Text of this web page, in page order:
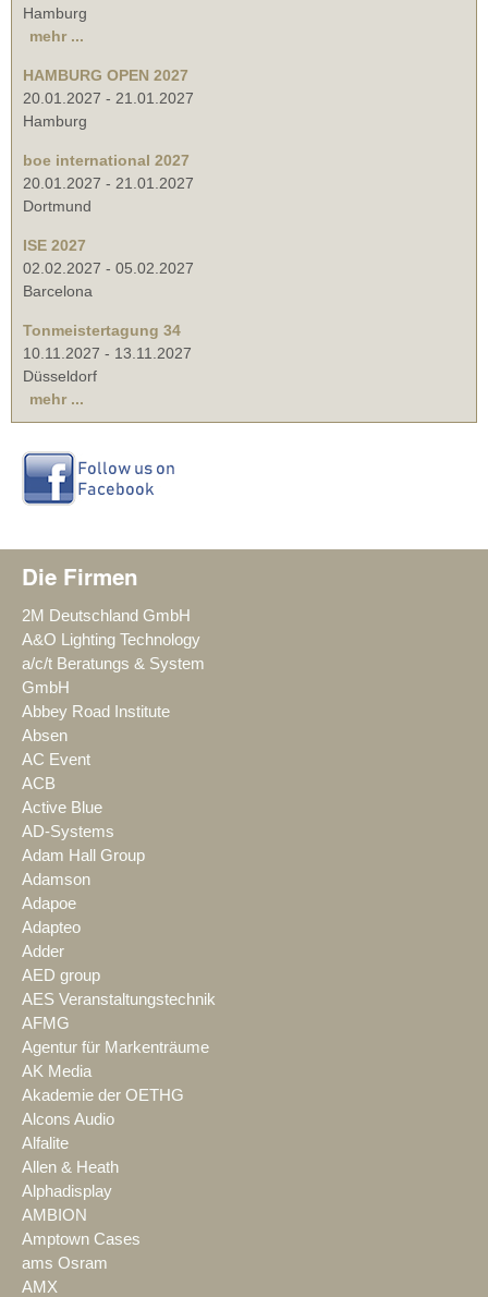
Hamburg
mehr ...
HAMBURG OPEN 2027
20.01.2027 - 21.01.2027
Hamburg
boe international 2027
20.01.2027 - 21.01.2027
Dortmund
ISE 2027
02.02.2027 - 05.02.2027
Barcelona
Tonmeistertagung 34
10.11.2027 - 13.11.2027
Düsseldorf
mehr ...
Die Firmen
2M Deutschland GmbH
A&O Lighting Technology
a/c/t Beratungs & System
GmbH
Abbey Road Institute
Absen
AC Event
ACB
Active Blue
AD-Systems
Adam Hall Group
Adamson
Adapoe
Adapteo
Adder
AED group
AES Veranstaltungstechnik
AFMG
Agentur für Markenträume
AK Media
Akademie der OETHG
Alcons Audio
Alfalite
Allen & Heath
Alphadisplay
AMBION
Amptown Cases
ams Osram
AMX